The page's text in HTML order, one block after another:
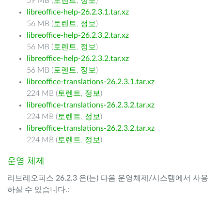
libreoffice-help-26.2.3.1.tar.xz
56 MB ( 토렌트, 정보 )
libreoffice-help-26.2.3.2.tar.xz
56 MB ( 토렌트, 정보 )
libreoffice-help-26.2.3.2.tar.xz
56 MB ( 토렌트, 정보 )
libreoffice-translations-26.2.3.1.tar.xz
224 MB ( 토렌트, 정보 )
libreoffice-translations-26.2.3.2.tar.xz
224 MB ( 토렌트, 정보 )
libreoffice-translations-26.2.3.2.tar.xz
224 MB ( 토렌트, 정보 )
운영 체제
리브레오피스 26.2.3 은(는) 다음 운영체제/시스템에서 사용
하실 수 있습니다.: